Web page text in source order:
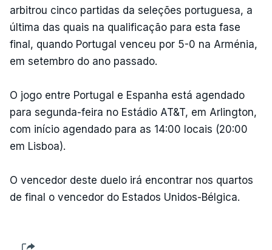
arbitrou cinco partidas da seleções portuguesa, a
última das quais na qualificação para esta fase
final, quando Portugal venceu por 5-0 na Arménia,
em setembro do ano passado.
O jogo entre Portugal e Espanha está agendado
para segunda-feira no Estádio AT&T, em Arlington,
com início agendado para as 14:00 locais (20:00
em Lisboa).
O vencedor deste duelo irá encontrar nos quartos
de final o vencedor do Estados Unidos-Bélgica.